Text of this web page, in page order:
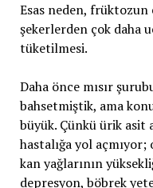
Esas neden, früktozun
şekerlerden çok daha
tüketilmesi.
Daha önce mısır
bahsetmiştik, ama
büyük. Çünkü ürik asit
hastalığa yol
kan yağlarının
depresyon, böbrek